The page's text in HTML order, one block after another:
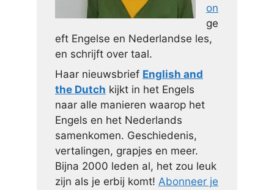
on
ge
eft Engelse en Nederlandse les,
en schrijft over taal.
Haar nieuwsbrief English and
the Dutch kijkt in het Engels
naar alle manieren waarop het
Engels en het Nederlands
samenkomen. Geschiedenis,
vertalingen, grapjes en meer.
Bijna 2000 leden al, het zou leuk
zijn als je erbij komt! Abonneer je